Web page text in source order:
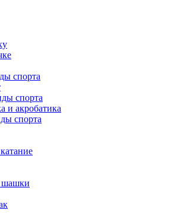
спорта
спорта
и акробатика
спорта